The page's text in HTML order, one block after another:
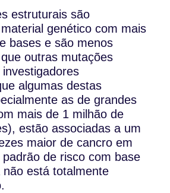
estruturais são
genético com mais
bases e são menos
outras mutações
algumas destas
as de grandes
mais de 1 milhão de
estão associadas a um
maior de cancro em
de risco com base
não está totalmente